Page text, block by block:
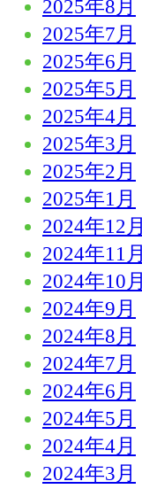
2025年8月
2025年7月
2025年6月
2025年5月
2025年4月
2025年3月
2025年2月
2025年1月
2024年12月
2024年11月
2024年10月
2024年9月
2024年8月
2024年7月
2024年6月
2024年5月
2024年4月
2024年3月